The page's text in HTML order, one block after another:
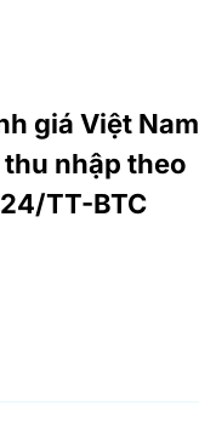
giá Việt Nam
nhập theo
TT-BTC